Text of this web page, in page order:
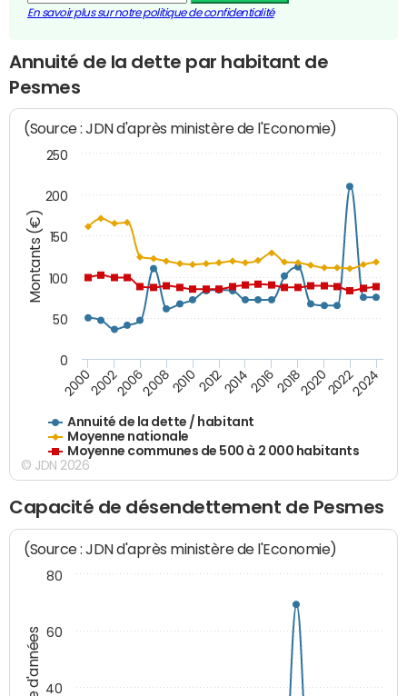
En savoir plus sur notre politique de confidentialité
Annuité de la dette par habitant de
Pesmes
Montants (€)
(Source : JDN d'après ministère de l'Economie)
Annuité de la dette / habitant
Moyenne nationale
Moyenne communes de 500 à 2 000 habitants
200020022006200820102012201420162018202020222024
0
50
100
150
200
250
© JDN 2026
Capacité de désendettement de Pesmes
(Source : JDN d'après ministère de l'Economie)
40
60
80